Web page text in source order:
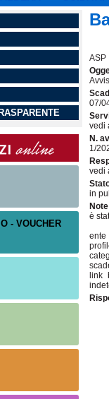
ASP
07/
vedi
N.
1/
vedi
in
è
ente
link
- VOUCHER